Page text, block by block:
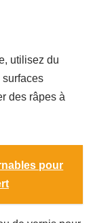
utilisez du
surfaces
des râpes à
pour